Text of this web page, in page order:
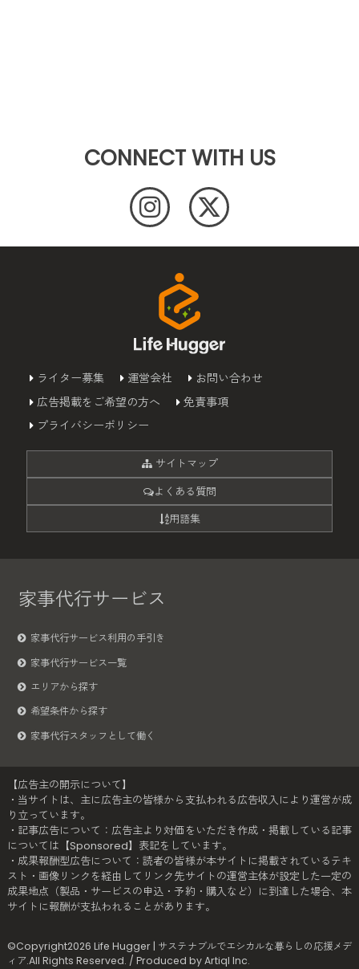
CONNECT WITH US
ライター募集 運営会社
お問い合わせ
広告掲載をご希望の方へ
免責事項
プライバシーポリシー
サイトマップ
よくある質問
用語集
家事代行サービス
家事代行サービス利用の手引き
家事代行サービス一覧
エリアから探す
希望条件から探す
家事代行スタッフとして働く
【広告主の開示について】
・当サイトは、主に広告主の皆様から支払われる広告収入により運営が成
り立っています。
・記事広告について：広告主より対価をいただき作成・掲載している記事
については【Sponsored】表記をしています。
・成果報酬型広告について：読者の皆様が本サイトに掲載されているテキ
スト・画像リンクを経由してリンク先サイトの運営主体が設定した一定の
成果地点（製品・サービスの申込・予約・購入など）に到達した場合、本
サイトに報酬が支払われることがあります。
©Copyright2026Life Hugger | サステナブルでエシカルな暮らしの応援メデ
ィア.All Rights Reserved. / Produced byArtiql Inc.